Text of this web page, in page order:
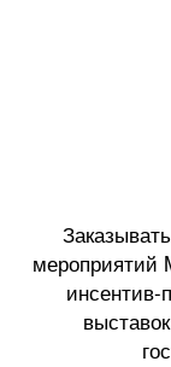
мероприятий
инсентив-